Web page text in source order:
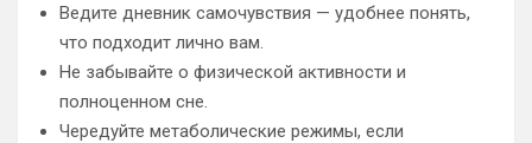
Ведите дневник самочувствия — удобнее понять,
что подходит лично вам.
Не забывайте о физической активности и
полноценном сне.
Чередуйте метаболические режимы, если